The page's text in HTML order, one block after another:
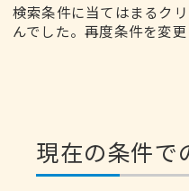
検索条件に当てはまるク
んでした。再度条件を変
現在の条件で